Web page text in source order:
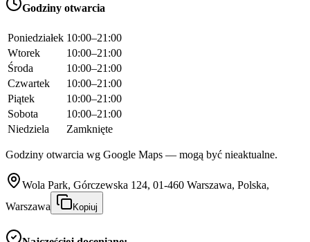
Godziny otwarcia
Poniedziałek 10:00–21:00
Wtorek
10:00–21:00
Środa
10:00–21:00
Czwartek
10:00–21:00
Piątek
10:00–21:00
Sobota
10:00–21:00
Niedziela
Zamknięte
Godziny otwarcia wg Google Maps — mogą być nieaktualne.
Wola Park, Górczewska 124, 01-460 Warszawa, Polska,
Warszawa
Kopiuj